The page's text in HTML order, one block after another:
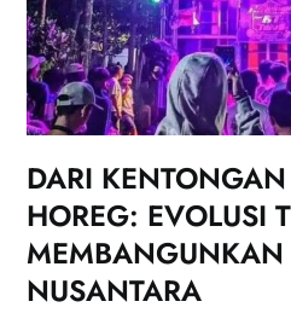
DARI
HOREG: EVOLUSI
MEMBANGUNKAN
NUSANTARA